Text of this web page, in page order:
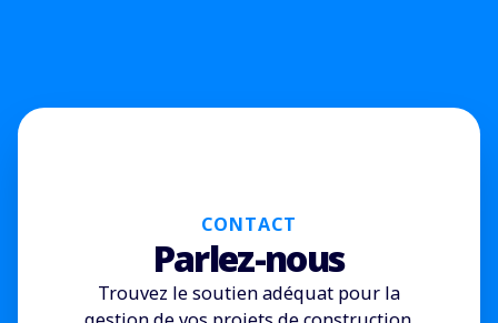
CONTACT
Parlez-nous
Trouvez le soutien adéquat pour la